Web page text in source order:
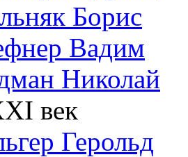
Борис
Вадим
Николай
век
Герольд